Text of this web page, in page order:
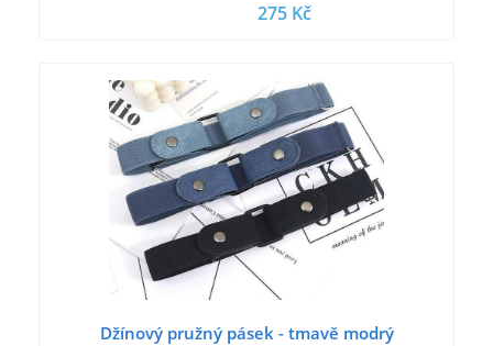
275 Kč
Džínový pružný pásek - tmavě modrý